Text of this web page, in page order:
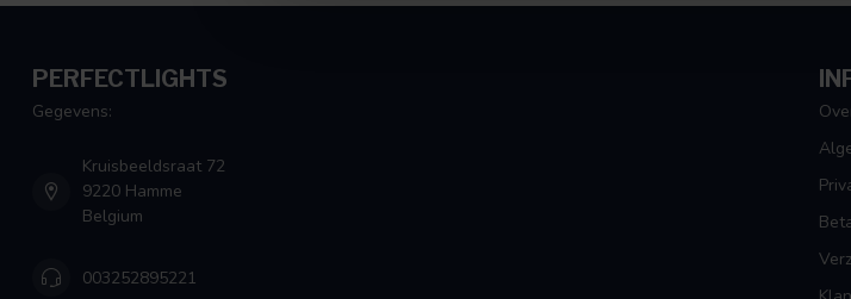
PERFECTLIGHTS
Gegevens:
Kruisbeeldsraat 72
9220 Hamme
Belgium
003252895221